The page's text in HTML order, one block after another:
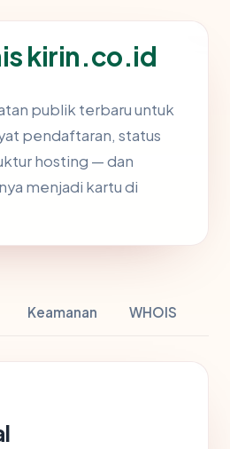
kirin.co.id
publik terbaru untuk
pendaftaran, status
hosting — dan
menjadi kartu di
Keamanan WHOIS